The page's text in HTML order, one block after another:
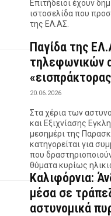
Επιτήδειοι έχουν
ιστοσελίδα που
της ΕΛ.ΑΣ.
Παγίδα της
τηλεφωνικών
20.06.2026
Στα χέρια των
και Εξιχνίασης
μεσημέρι της
κατηγορείται για
που
θύματα κυρίως
Καλιφόρνια:
μέσα σε
αστυνομικά